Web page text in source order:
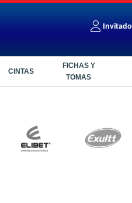
Invitado
CINTAS
FICHAS Y
TOMAS